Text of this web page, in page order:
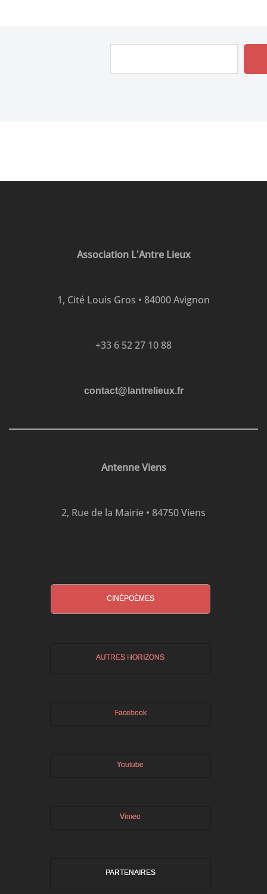
Association L'Antre Lieux
1, Cité Louis Gros • 84000 Avignon
+33 6 52 27 10 88
contact@lantrelieux.fr
Antenne Viens
2, Rue de la Mairie • 84750 Viens
CINÉPOÈMES
AUTRES HORIZONS
Facebook
Youtube
Vimeo
PARTENAIRES